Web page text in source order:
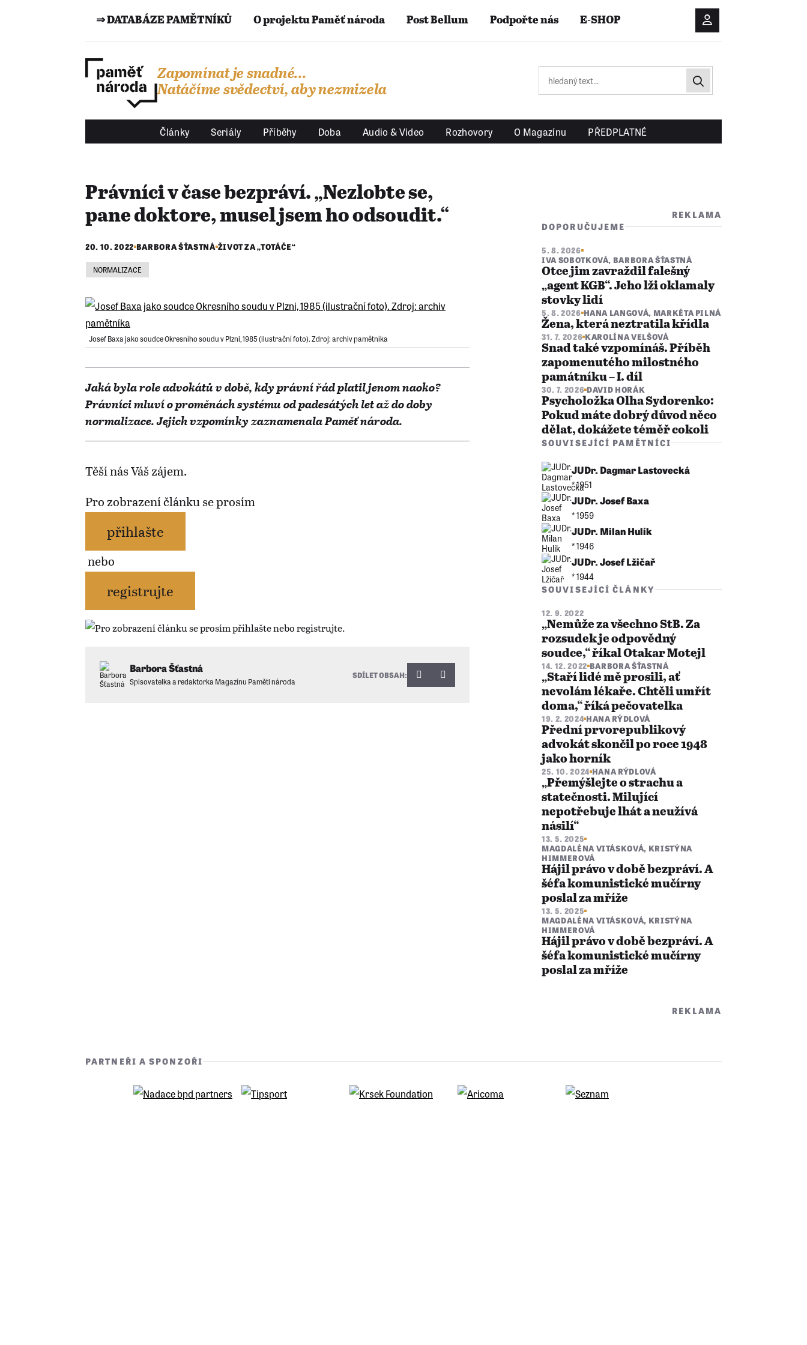
⇒ DATABÁZE PAMĚTNÍKŮ O projektu Paměť národa Post Bellum Podpořte nás E-SHOP
Přihlášení/
Zapomínat je snadné...
Natáčíme svědectví, aby nezmizela
Články Seriály Příběhy Doba Audio & Video Rozhovory O Magazínu PŘEDPLATNÉ
Právníci v čase bezpráví. „Nezlobte se,
pane doktore, musel jsem ho odsoudit.“
20. 10. 2022 BARBORA ŠŤASTNÁ ŽIVOT ZA „TOTÁČE“
NORMALIZACE
Josef Baxa jako soudce Okresního soudu v Plzni, 1985 (ilustrační foto). Zdroj: archiv pamětníka
Jaká byla role advokátů v době, kdy právní řád platil jenom naoko?
Právníci mluví o proměnách systému od padesátých let až do doby
normalizace. Jejich vzpomínky zaznamenala Paměť národa.
Těší nás Váš zájem.
Pro zobrazení článku se prosím
přihlašte
nebo
registrujte
Barbora Šťastná
Spisovatelka a redaktorka Magazínu Paměti národa
SDÍLET OBSAH:
REKLAMA
DOPORUČUJEME
5. 8. 2026
IVA SOBOTKOVÁ, BARBORA ŠŤASTNÁ
Otce jim zavraždil falešný
„agent KGB“. Jeho lži oklamaly
stovky lidí
5. 8. 2026 HANA LANGOVÁ, MARKÉTA PILNÁ
Žena, která neztratila křídla
31. 7. 2026 KAROLÍNA VELŠOVÁ
Snad také vzpomínáš. Příběh
zapomenutého milostného
památníku – I. díl
30. 7. 2026 DAVID HORÁK
Psycholožka Olha Sydorenko:
Pokud máte dobrý důvod něco
dělat, dokážete téměř cokoli
SOUVISEJÍCÍ PAMĚTNÍCI
JUDr. Dagmar Lastovecká
* 1951
JUDr. Josef Baxa
* 1959
JUDr. Milan Hulík
* 1946
JUDr. Josef Lžičař
* 1944
SOUVISEJÍCÍ ČLÁNKY
12. 9. 2022
„Nemůže za všechno StB. Za
rozsudek je odpovědný
soudce,“ říkal Otakar Motejl
14. 12. 2022 BARBORA ŠŤASTNÁ
„Staří lidé mě prosili, ať
nevolám lékaře. Chtěli umřít
doma,“ říká pečovatelka
19. 2. 2024 HANA RÝDLOVÁ
Přední prvorepublikový
advokát skončil po roce 1948
jako horník
25. 10. 2024 HANA RÝDLOVÁ
„Přemýšlejte o strachu a
statečnosti. Milující
nepotřebuje lhát a neužívá
násilí“
13. 5. 2025
MAGDALÉNA VITÁSKOVÁ, KRISTÝNA
HIMMEROVÁ
Hájil právo v době bezpráví. A
šéfa komunistické mučírny
poslal za mříže
13. 5. 2025
MAGDALÉNA VITÁSKOVÁ, KRISTÝNA
HIMMEROVÁ
Hájil právo v době bezpráví. A
šéfa komunistické mučírny
poslal za mříže
REKLAMA
PARTNEŘI A SPONZOŘI